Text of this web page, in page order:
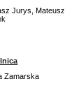
Jurys, Mateusz
Zamarska